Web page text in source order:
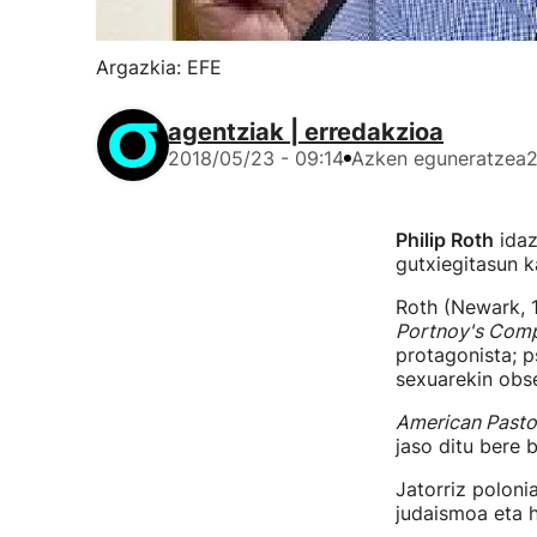
Argazkia: EFE
agentziak | erredakzioa
2018/05/23 - 09:14 Azken eguneratzea
Philip Roth
gutxiegitasun
Roth (Newark,
Portnoy's
protagonista;
sexuarekin
American
jaso ditu bere
Jatorriz
judaismoa eta